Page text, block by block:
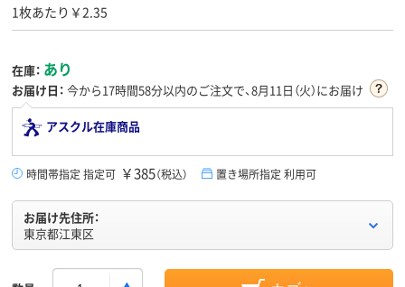
1枚あたり￥2.35
在庫： あり
お届け日： 今から17時間58分以内のご注文で、8月11日（火）にお届け
アスクル在庫商品
時間帯指定 指定可 ￥385（税込） 置き場所指定 利用可
お届け先住所：
東京都江東区